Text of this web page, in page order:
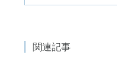
関連記事